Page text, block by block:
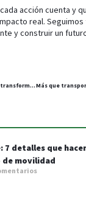
acción cuenta y
real.
y construir un
Más que transporte: así transformamos cada viaje en una experiencia segura y memorable
7 detalles que
de movilidad